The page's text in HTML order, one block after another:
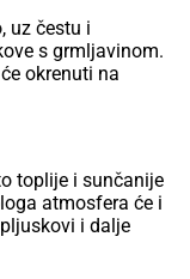
uz čestu i
s grmljavinom.
okrenuti na
toplije i sunčanije
atmosfera će i
i dalje